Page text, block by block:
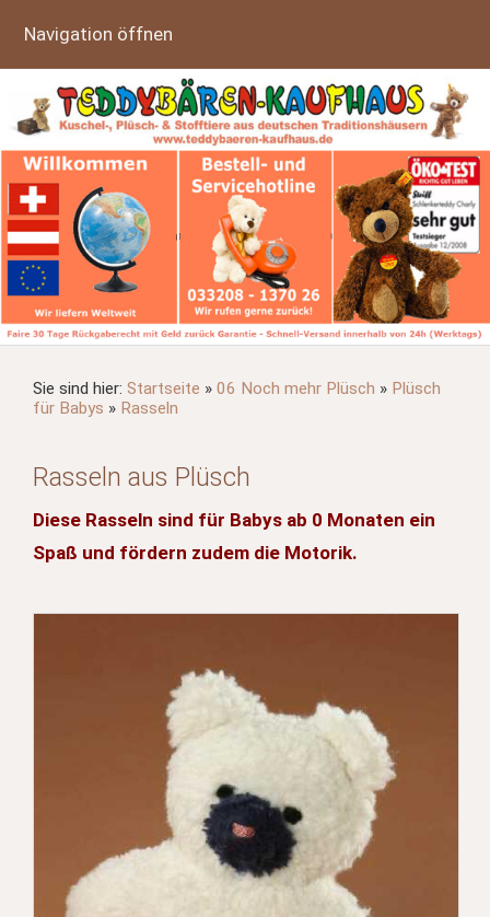
Navigation öffnen
Sie sind hier: Startseite » 06 Noch mehr Plüsch » Plüsch
für Babys » Rasseln
Rasseln aus Plüsch
Diese Rasseln sind für Babys ab 0 Monaten ein
Spaß und fördern zudem die Motorik.